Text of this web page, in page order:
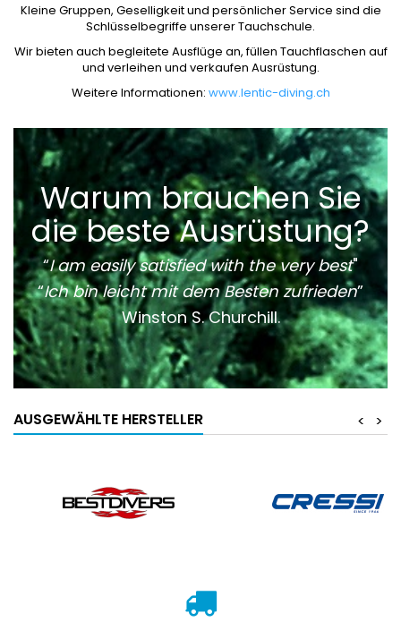
Kleine Gruppen, Geselligkeit und persönlicher Service sind die
Schlüsselbegriffe unserer Tauchschule.
Wir bieten auch begleitete Ausflüge an, füllen Tauchflaschen auf
und verleihen und verkaufen Ausrüstung.
Weitere Informationen: www.lentic-diving.ch
Warum brauchen Sie
die beste Ausrüstung?
“I am easily satisfied with the very best"
“Ich bin leicht mit dem Besten zufrieden”
Winston S. Churchill.
AUSGEWÄHLTE HERSTELLER >
<